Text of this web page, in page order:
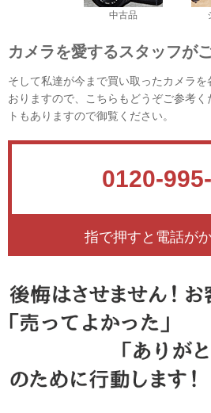
中古品
カメラを愛するスタッフが
そして私達が今まで買い取ったカメラ
おりますので、こちらもどうぞご参考
トもありますので御覧ください。
0120-
指で押すと電話が